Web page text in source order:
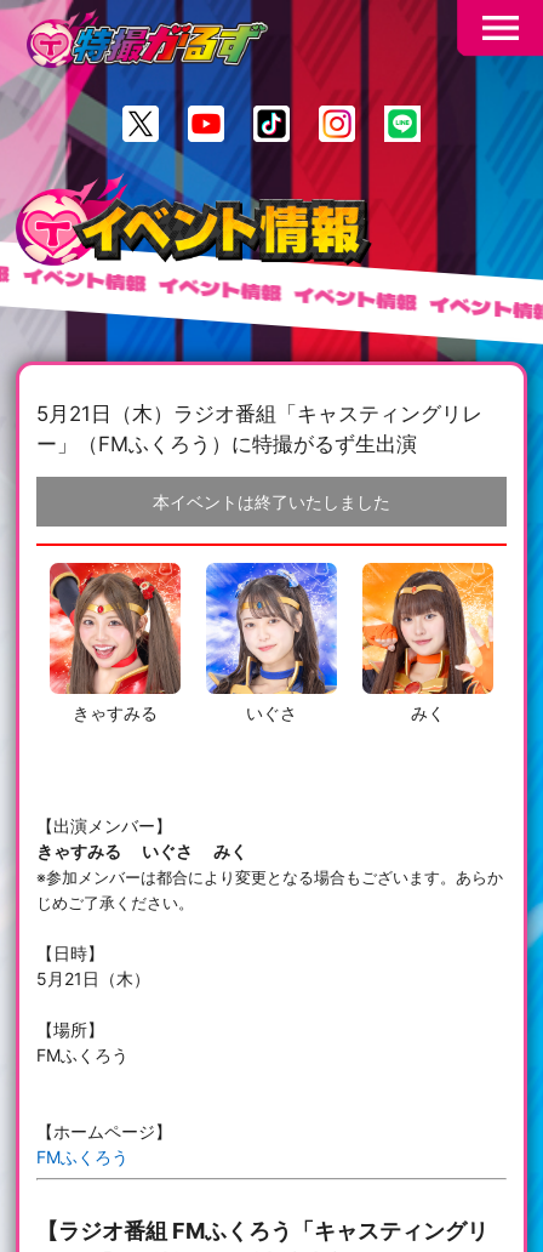
menu
イベント情報 イベント情報 イベント情報 イベント情報
5月21日（木）ラジオ番組「キャスティングリレ
ー」（FMふくろう）に特撮がるず生出演
本イベントは終了いたしました
きゃすみる いぐさ みく
【出演メンバー】
きゃすみる いぐさ みく
※参加メンバーは都合により変更となる場合もございます。あらか
じめご了承ください。
【日時】
5月21日（木）
【場所】
FMふくろう
【ホームページ】
FMふくろう
【ラジオ番組 FMふくろう「キャスティングリ